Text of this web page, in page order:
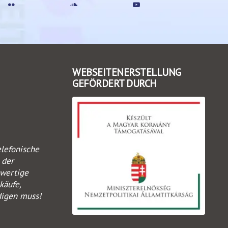
muss!
WEBSEITENERSTELLUNG
GEFÖRDERT DURCH